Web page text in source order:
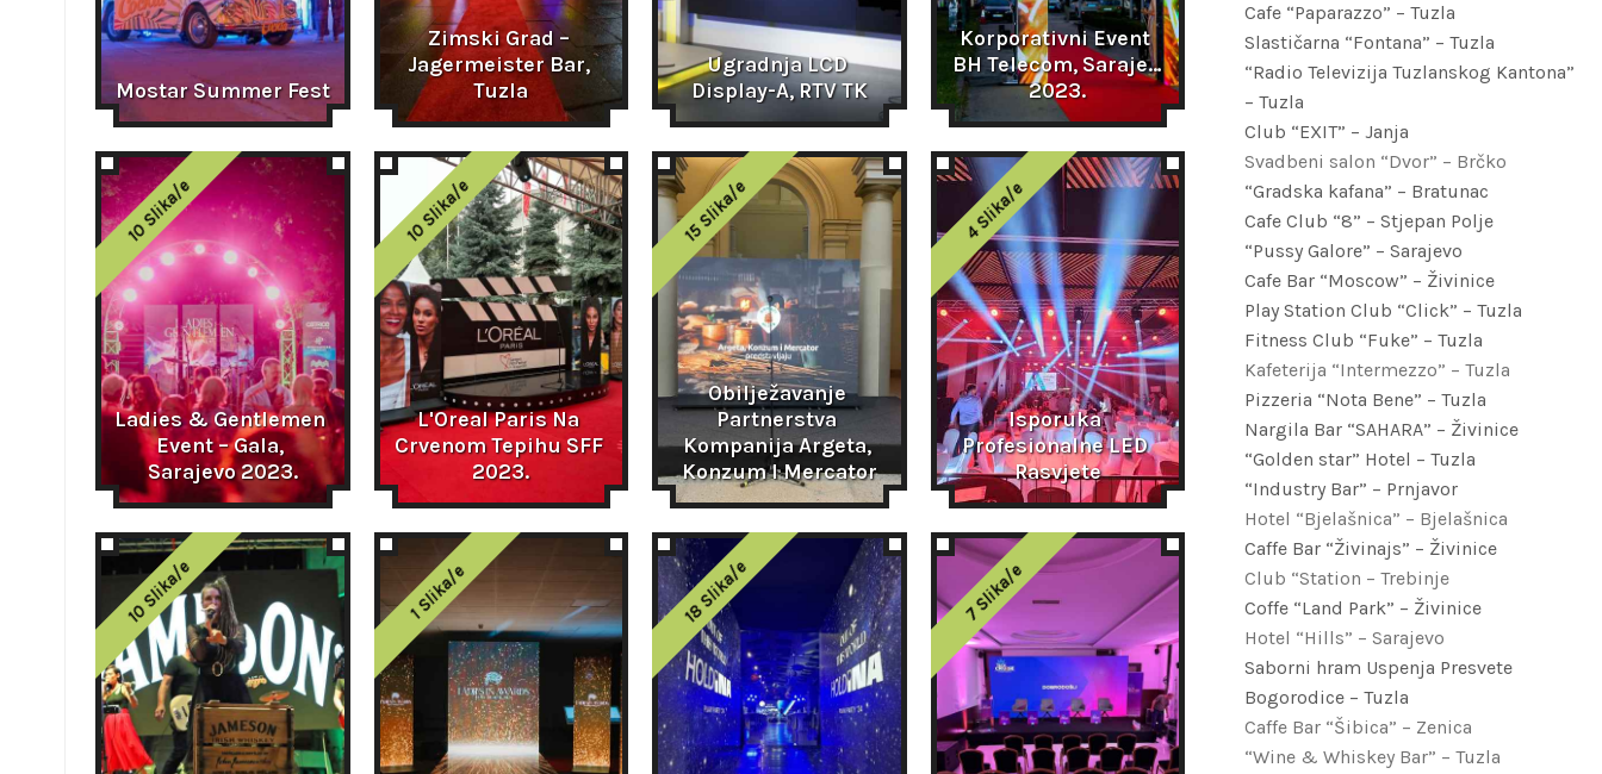
Mostar Summer Fest
Zimski Grad –
Jagermeister Bar,
Tuzla
Ugradnja LCD
Display-A, RTV TK
Korporativni Event
BH Telecom, Sarajevo
2023.
10 Slika/e
Ladies & Gentlemen
Event – Gala,
Sarajevo 2023.
10 Slika/e
L'Oreal Paris Na
Crvenom Tepihu SFF
2023.
15 Slika/e
Obilježavanje
Partnerstva
Kompanija Argeta,
Konzum I Mercator
4 Slika/e
Isporuka
Profesionalne LED
Rasvjete
10 Slika/e 1 Slika/e 18 Slika/e 7 Slika/e
Cafe “Paparazzo” – Tuzla
Slastičarna “Fontana” – Tuzla
“Radio Televizija Tuzlanskog Kantona”
– Tuzla
Club “EXIT” – Janja
Svadbeni salon “Dvor” – Brčko
“Gradska kafana” – Bratunac
Cafe Club “8” – Stjepan Polje
“Pussy Galore” – Sarajevo
Cafe Bar “Moscow” – Živinice
Play Station Club “Click” – Tuzla
Fitness Club “Fuke” – Tuzla
Kafeterija “Intermezzo” – Tuzla
Pizzeria “Nota Bene” – Tuzla
Nargila Bar “SAHARA” – Živinice
“Golden star” Hotel – Tuzla
“Industry Bar” – Prnjavor
Hotel “Bjelašnica” – Bjelašnica
Caffe Bar “Živinajs” – Živinice
Club “Station – Trebinje
Coffe “Land Park” – Živinice
Hotel “Hills” – Sarajevo
Saborni hram Uspenja Presvete
Bogorodice – Tuzla
Caffe Bar “Šibica” – Zenica
“Wine & Whiskey Bar” – Tuzla